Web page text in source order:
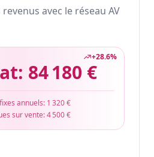
avec le réseau AV
+28.6%
84 180 €
annuels: 1 320 €
sur vente:4 500 €